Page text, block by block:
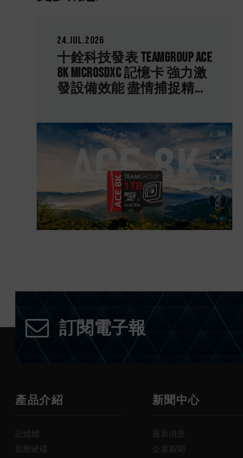
TEAMGROUP ACE
記憶卡 強力激
盡情捕捉精...
研發火力銓開
高度 ELITE PLUS
DDR5 8000MT/s
訂閱電子報
產品介紹
記憶體
固態硬碟
新聞中心
最新消息
企業新聞